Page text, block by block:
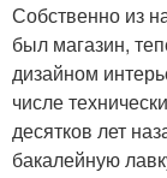
Собственно из
был магазин,
дизайном
числе
десятков лет
бакалейную